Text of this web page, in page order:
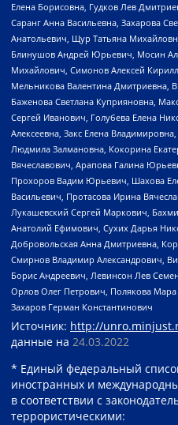
Елена Борисовна, Гудков Лев
Саранг Анна Васильевна, Захарова
Анатольевич, Щур Татьяна
Блинушов Андрей Юрьевич, Мосин
Михайлович, Симонов Алексей
Мельникова Валентина Дмитриевна,
Баженова Светлана Куприяновна,
Сергей Иванович, Голубева Елена
Алексеевна, Закс Елена
Людмила Залмановна, Кокорина
Вячеславович, Арапова Галина
Прохоров Вадим Юрьевич, Шахова
Васильевич, Протасова Ирина
Лукашевский Сергей Маркович,
Анатолий Ефимович, Сухих Дарья
Добровольская Анна Дмитриевна,
Смирнов Владимир Александрович,
Борис Андреевич, Левинсон Лев
Орлов Олег Петрович, Полякова
Захаров Герман Константинович
Источник: http://
данные на 24.03.2022
* Единый федеральный
иностранных и
в соответствии с
террористическими: